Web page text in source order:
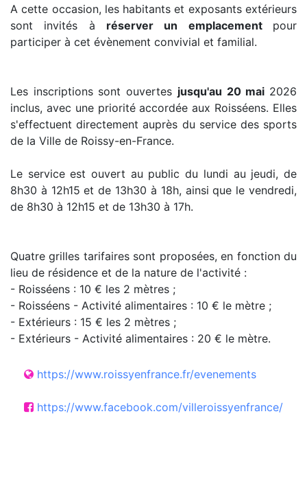
A cette occasion, les habitants et exposants extérieurs
sont invités à réserver un emplacement pour
participer à cet évènement convivial et familial.
Les inscriptions sont ouvertes jusqu'au 20 mai 2026
inclus, avec une priorité accordée aux Roisséens. Elles
s'effectuent directement auprès du service des sports
de la Ville de Roissy-en-France.
Le service est ouvert au public du lundi au jeudi, de
8h30 à 12h15 et de 13h30 à 18h, ainsi que le vendredi,
de 8h30 à 12h15 et de 13h30 à 17h.
Quatre grilles tarifaires sont proposées, en fonction du
lieu de résidence et de la nature de l'activité :
- Roisséens : 10 € les 2 mètres ;
- Roisséens - Activité alimentaires : 10 € le mètre ;
- Extérieurs : 15 € les 2 mètres ;
- Extérieurs - Activité alimentaires : 20 € le mètre.
https://www.roissyenfrance.fr/evenements
https://www.facebook.com/villeroissyenfrance/